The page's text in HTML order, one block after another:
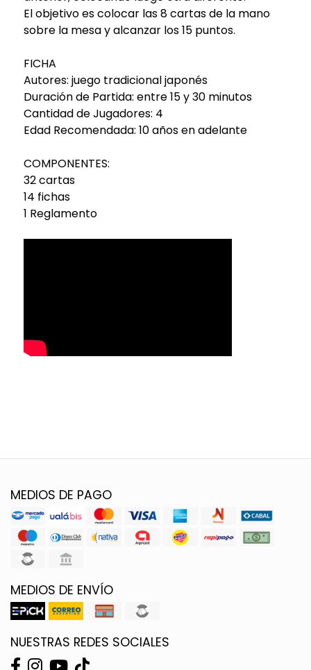
El objetivo es colocar las 8 cartas de la mano
sobre la mesa y alcanzar los 15 puntos.
FICHA
Autores: juego tradicional japonés
Duración de Partida: entre 15 y 30 minutos
Cantidad de Jugadores: 4
Edad Recomendada: 10 años en adelante
COMPONENTES:
32 cartas
14 fichas
1 Reglamento
MEDIOS DE PAGO
MEDIOS DE ENVÍO
NUESTRAS REDES SOCIALES